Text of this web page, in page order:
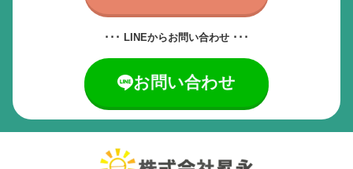
･･･ LINEからお問い合わせ ･･･
お問い合わせ